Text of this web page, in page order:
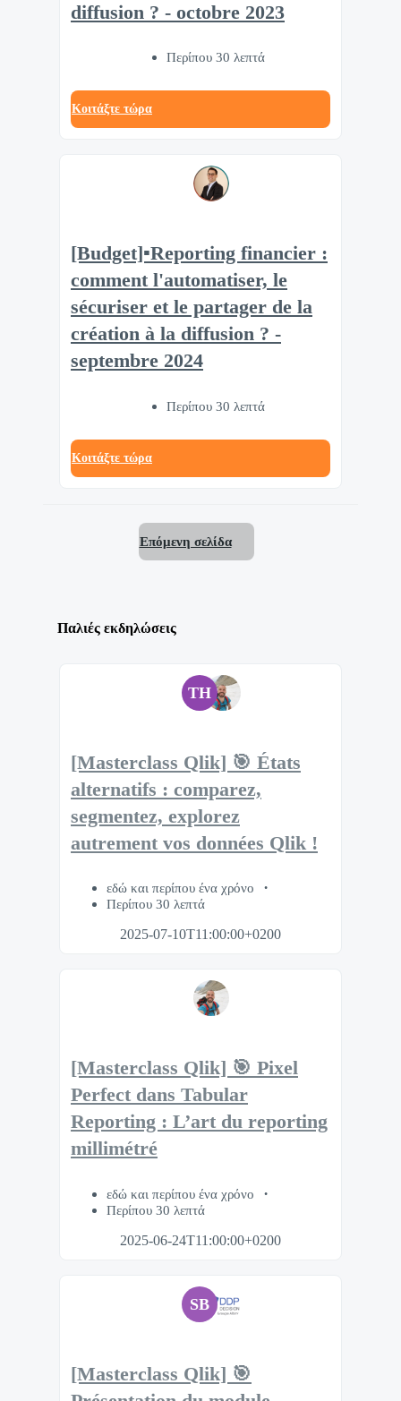
diffusion ? - octobre 2023
Περίπου 30 λεπτά
Κοιτάξτε τώρα
[Budget]▪️Reporting financier :
comment l'automatiser, le
sécuriser et le partager de la
création à la diffusion ? -
septembre 2024
Περίπου 30 λεπτά
Κοιτάξτε τώρα
Επόμενη σελίδα
Παλιές εκδηλώσεις
TH
[Masterclass Qlik] 🎯 États
alternatifs : comparez,
segmentez, explorez
autrement vos données Qlik !
εδώ και περίπου ένα χρόνο
Περίπου 30 λεπτά
2025-07-10T11:00:00+0200
[Masterclass Qlik] 🎯 Pixel
Perfect dans Tabular
Reporting : L’art du reporting
millimétré
εδώ και περίπου ένα χρόνο
Περίπου 30 λεπτά
2025-06-24T11:00:00+0200
SB
[Masterclass Qlik] 🎯